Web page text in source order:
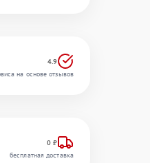
4.9
на основе отзывов
0 ₽
бесплатная доставка